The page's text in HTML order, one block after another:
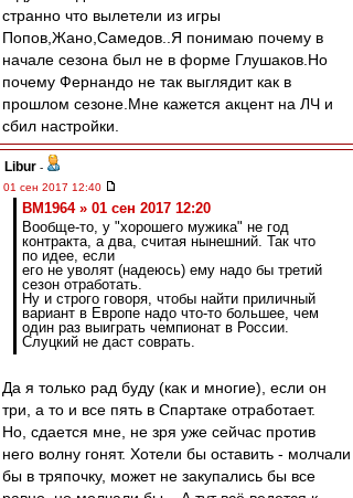
странно что вылетели из игры
Попов,Жано,Самедов..Я понимаю почему в
начале сезона был не в форме Глушаков.Но
почему Фернандо не так выглядит как в
прошлом сезоне.Мне кажется акцент на ЛЧ и
сбил настройки.
Libur -
01 сен 2017 12:40
BM1964 » 01 сен 2017 12:20
Вообще-то, у "хорошего мужика" не год
контракта, а два, считая нынешний. Так что
по идее, если
его не уволят (надеюсь) ему надо бы третий
сезон отработать.
Ну и строго говоря, чтобы найти приличный
вариант в Европе надо что-то большее, чем
один раз выиграть чемпионат в России.
Слуцкий не даст соврать.
Да я только рад буду (как и многие), если он
три, а то и все пять в Спартаке отработает.
Но, сдается мне, не зря уже сейчас против
него волну гонят. Хотели бы оставить - молчали
бы в тряпочку, может не закупались бы все